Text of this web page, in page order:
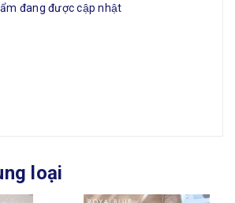
đang được cập nhật
loại